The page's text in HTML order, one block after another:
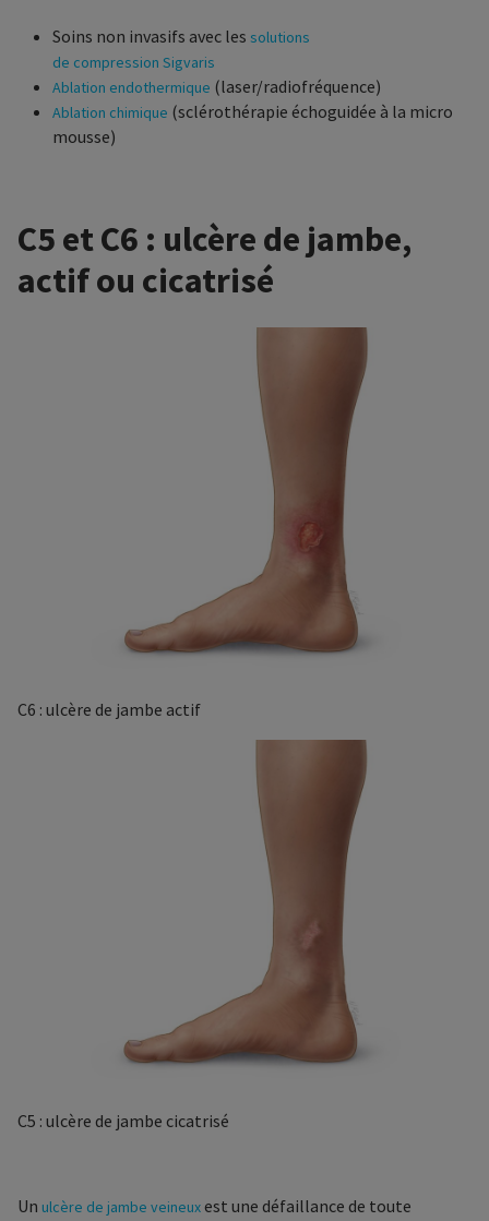
Soins non invasifs avec les solutions
de compression Sigvaris
Ablation endothermique (laser/radiofréquence)
Ablation chimique (sclérothérapie échoguidée à la micro
mousse)
C5 et C6 : ulcère de jambe,
actif ou cicatrisé
C6 : ulcère de jambe actif
C5 : ulcère de jambe cicatrisé
Un ulcère de jambe veineux est une défaillance de toute